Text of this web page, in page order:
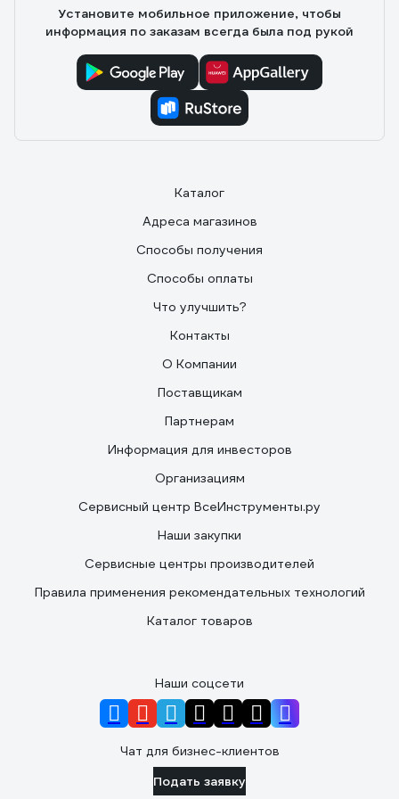
Установите мобильное приложение, чтобы
информация по заказам всегда была под рукой
Каталог
Адреса магазинов
Способы получения
Способы оплаты
Что улучшить?
Контакты
О Компании
Поставщикам
Партнерам
Информация для инвесторов
Организациям
Сервисный центр ВсеИнструменты.ру
Наши закупки
Сервисные центры производителей
Правила применения рекомендательных технологий
Каталог товаров
Наши соцсети
Чат для бизнес-клиентов
Подать заявку